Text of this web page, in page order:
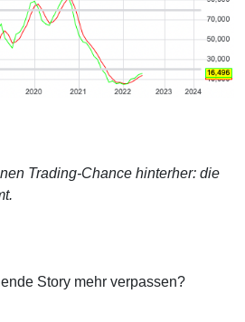
Trading-Chance hinterher: die
Story mehr verpassen?